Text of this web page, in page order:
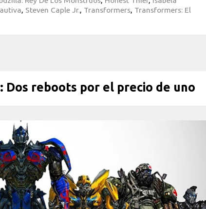
, Steven Caple Jr., Transformers, Transformers: El
Dos reboots por el precio de uno